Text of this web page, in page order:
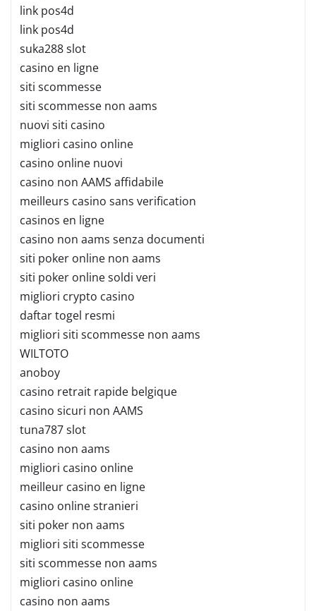
link pos4d
link pos4d
suka288 slot
casino en ligne
siti scommesse
siti scommesse non aams
nuovi siti casino
migliori casino online
casino online nuovi
casino non AAMS affidabile
meilleurs casino sans verification
casinos en ligne
casino non aams senza documenti
siti poker online non aams
siti poker online soldi veri
migliori crypto casino
daftar togel resmi
migliori siti scommesse non aams
WILTOTO
anoboy
casino retrait rapide belgique
casino sicuri non AAMS
tuna787 slot
casino non aams
migliori casino online
meilleur casino en ligne
casino online stranieri
siti poker non aams
migliori siti scommesse
siti scommesse non aams
migliori casino online
casino non aams